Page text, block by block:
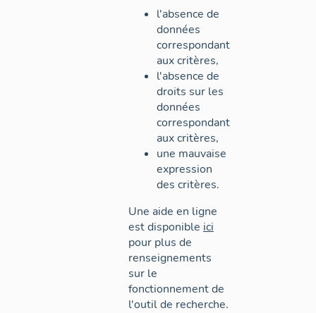
l'absence de
données
correspondant
aux critères,
l'absence de
droits sur les
données
correspondant
aux critères,
une mauvaise
expression
des critères.
Une aide en ligne
est disponible ici
pour plus de
renseignements
sur le
fonctionnement de
l'outil de recherche.